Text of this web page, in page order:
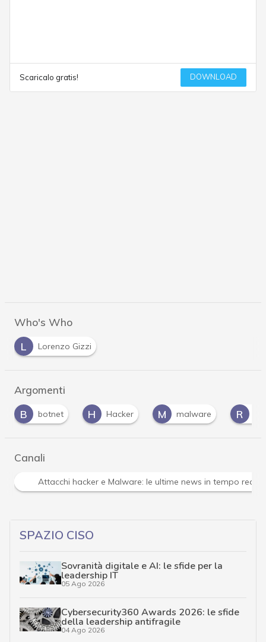
Scaricalo gratis! DOWNLOAD
Who's Who
L
Lorenzo Gizzi
Argomenti
H
Hacker M malware R rootkit T
Canali
Attacchi hacker e Malware: le ultime news in tempo
SPAZIO CISO
Sovranità digitale e AI: le sfide per la
leadership IT
05 Ago 2026
Cybersecurity360 Awards 2026: le sfide
della leadership antifragile
04 Ago 2026